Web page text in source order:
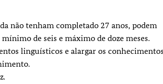
não tenham completado 27 anos, podem
de seis e máximo de doze meses.
linguísticos e alargar os